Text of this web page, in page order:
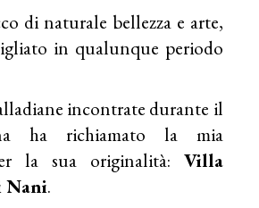
di naturale bellezza e arte,
in qualunque periodo
incontrate durante il
ha richiamato la mia
la sua originalità: Villa
Nani.